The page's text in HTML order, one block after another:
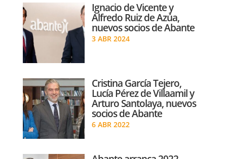
Ignacio de Vicente y
Alfredo Ruiz de Azúa,
nuevos socios de Abante
3 ABR 2024
Cristina García Tejero,
Lucía Pérez de Villaamil y
Arturo Santolaya, nuevos
socios de Abante
6 ABR 2022